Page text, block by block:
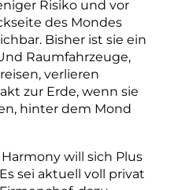
Risiko und vor
des Mondes
Bisher ist sie ein
Raumfahrzeuge,
verlieren
zur Erde, wenn sie
hinter dem Mond
will sich Plus
sei aktuell voll privat